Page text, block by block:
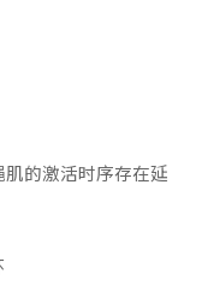
的激活时序存在延